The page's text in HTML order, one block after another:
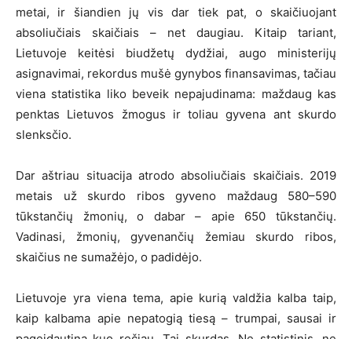
metai, ir šiandien jų vis dar tiek pat, o skaičiuojant
absoliučiais skaičiais – net daugiau. Kitaip tariant,
Lietuvoje keitėsi biudžetų dydžiai, augo ministerijų
asignavimai, rekordus mušė gynybos finansavimas, tačiau
viena statistika liko beveik nepajudinama: maždaug kas
penktas Lietuvos žmogus ir toliau gyvena ant skurdo
slenksčio.
Dar aštriau situacija atrodo absoliučiais skaičiais. 2019
metais už skurdo ribos gyveno maždaug 580–590
tūkstančių žmonių, o dabar – apie 650 tūkstančių.
Vadinasi, žmonių, gyvenančių žemiau skurdo ribos,
skaičius ne sumažėjo, o padidėjo.
Lietuvoje yra viena tema, apie kurią valdžia kalba taip,
kaip kalbama apie nepatogią tiesą – trumpai, sausai ir